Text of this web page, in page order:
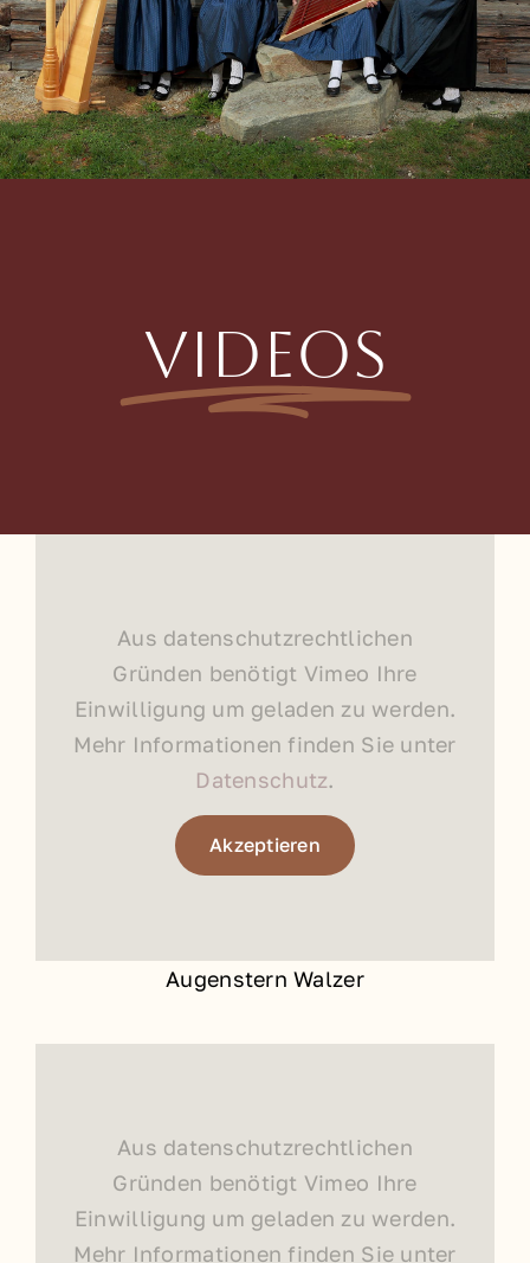
VIDEOS
Aus datenschutzrechtlichen
Gründen benötigt Vimeo Ihre
Einwilligung um geladen zu werden.
Mehr Informationen finden Sie unter
Datenschutz.
Akzeptieren
Augenstern Walzer
Aus datenschutzrechtlichen
Gründen benötigt Vimeo Ihre
Einwilligung um geladen zu werden.
Mehr Informationen finden Sie unter